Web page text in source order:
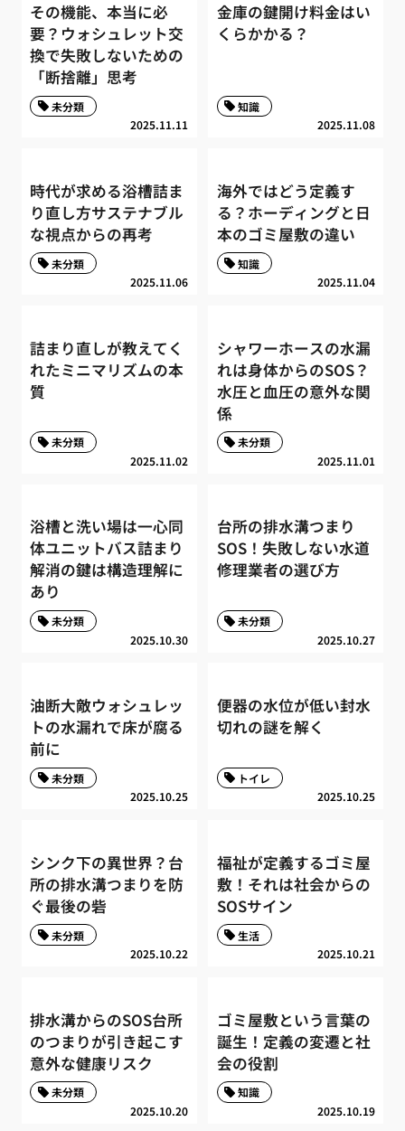
その機能、本当に必
要？ウォシュレット交
換で失敗しないための
「断捨離」思考
2025.11.11
未分類
金庫の鍵開け料金はい
くらかかる？
2025.11.08
知識
時代が求める浴槽詰ま
り直し方サステナブル
な視点からの再考
2025.11.06
未分類
海外ではどう定義す
る？ホーディングと日
本のゴミ屋敷の違い
2025.11.04
知識
詰まり直しが教えてく
れたミニマリズムの本
質
2025.11.02
未分類
シャワーホースの水漏
れは身体からのSOS？
水圧と血圧の意外な関
係
2025.11.01
未分類
浴槽と洗い場は一心同
体ユニットバス詰まり
解消の鍵は構造理解に
あり
2025.10.30
未分類
台所の排水溝つまり
SOS！失敗しない水道
修理業者の選び方
2025.10.27
未分類
油断大敵ウォシュレッ
トの水漏れで床が腐る
前に
2025.10.25
未分類
便器の水位が低い封水
切れの謎を解く
2025.10.25
トイレ
シンク下の異世界？台
所の排水溝つまりを防
ぐ最後の砦
2025.10.22
未分類
福祉が定義するゴミ屋
敷！それは社会からの
SOSサイン
2025.10.21
生活
排水溝からのSOS台所
のつまりが引き起こす
意外な健康リスク
2025.10.20
未分類
ゴミ屋敷という言葉の
誕生！定義の変遷と社
会の役割
2025.10.19
知識